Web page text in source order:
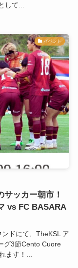
して...
イベント
ッカー朝市！
vs FC BASARA
ドにて、TheKSL ア
グ3節Cento Cuore
ます！...